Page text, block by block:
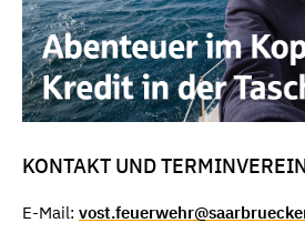
KONTAKT UND
E-Mail: